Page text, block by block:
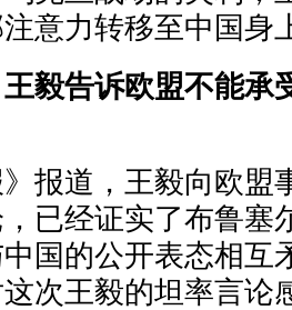
意力转移至中国身
王毅告诉欧盟不能
报道，王毅向欧盟
已经证实了布鲁塞
国的公开表态相互
次王毅的坦率言论